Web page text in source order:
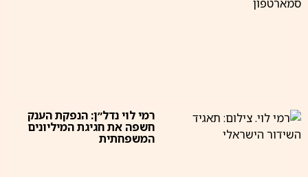
רמי לוי נדל״ן: הנפקת הענק
חשפה את חגיגת המיליונים
המשפחתית